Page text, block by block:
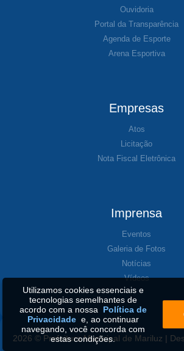
Ouvidoria
Portal da Transparência
Agenda de Esporte
Arena Esportiva
Empresas
Atos
Licitação
Nota Fiscal Eletrônica
Imprensa
Eventos
Galeria de Fotos
Notícias
Vídeos
2026 © Prefeitura Municipal de Mariluz |
Utilizamos cookies essenciais e
tecnologias semelhantes de
acordo com a nossa Política de
Privacidadee, ao continuar
navegando, você concorda com
estas condições.